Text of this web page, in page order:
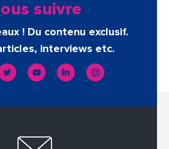
suivre
! Du contenu exclusif.
interviews etc.